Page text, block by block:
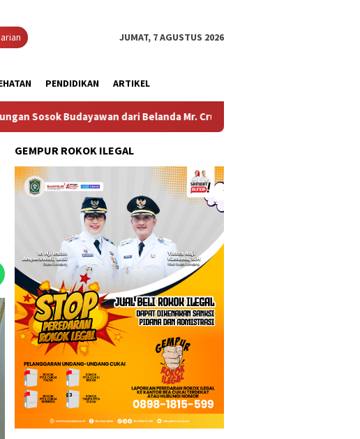
JUMAT, 7 AGUSTUS 2026
PENDIDIKAN ARTIKEL
Mr. Crues Collen Komitmen Pembangunan Keluarga,
GEMPUR ROKOK ILEGAL